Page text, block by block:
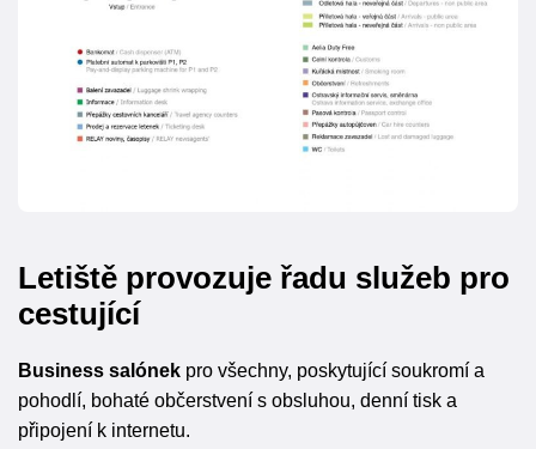
Letiště provozuje řadu služeb pro
cestující
Business salónek pro všechny, poskytující soukromí a
pohodlí, bohaté občerstvení s obsluhou, denní tisk a
připojení k internetu.